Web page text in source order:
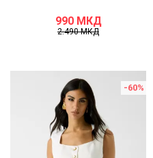
990 МКД
2.490МКД
-60%